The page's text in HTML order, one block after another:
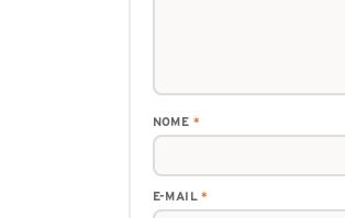
NOME *
E-MAIL*